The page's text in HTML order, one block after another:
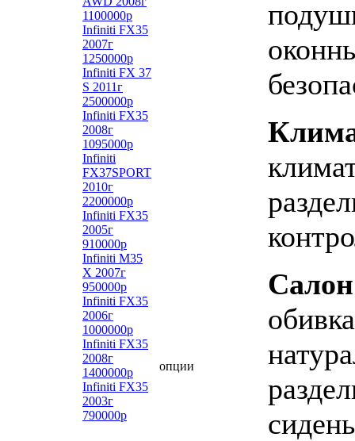
1100000р
Infiniti FX35
2007г
1250000р
Infiniti FX 37
S 2011г
2500000р
Infiniti FX35
2008г
1095000р
Infiniti
FX37SPORT
2010г
2200000р
Infiniti FX35
2005г
910000р
Infiniti М35
X 2007г
950000р
Infiniti FX35
2006г
1000000р
Infiniti FX35
2008г
1400000р
Infiniti FX35
2003г
790000р
опции
Салон